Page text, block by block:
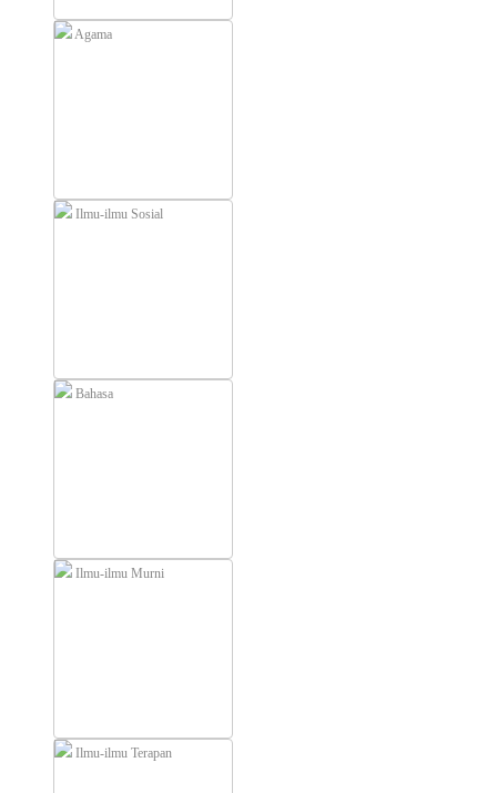
Agama
Ilmu-ilmu Sosial
Bahasa
Ilmu-ilmu Murni
Ilmu-ilmu Terapan